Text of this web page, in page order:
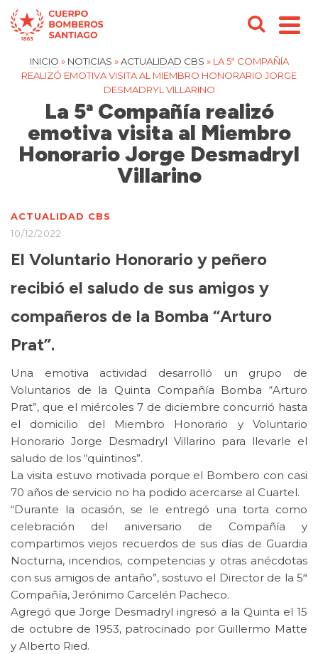
INICIO » NOTICIAS » ACTUALIDAD CBS » LA 5ª COMPAÑÍA
REALIZÓ EMOTIVA VISITA AL MIEMBRO HONORARIO JORGE
DESMADRYL VILLARINO
La 5ª Compañía realizó
emotiva visita al Miembro
Honorario Jorge Desmadryl
Villarino
ACTUALIDAD CBS
10/12/2022
El Voluntario Honorario y peñero
recibió el saludo de sus amigos y
compañeros de la Bomba “Arturo
Prat”.
Una emotiva actividad desarrolló un grupo de
Voluntarios de la Quinta Compañía Bomba “Arturo
Prat”, que el miércoles 7 de diciembre concurrió hasta
el domicilio del Miembro Honorario y Voluntario
Honorario Jorge Desmadryl Villarino para llevarle el
saludo de los “quintinos”.
La visita estuvo motivada porque el Bombero con casi
70 años de servicio no ha podido acercarse al Cuartel.
“Durante la ocasión, se le entregó una torta como
celebración del aniversario de Compañía y
compartimos viejos recuerdos de sus días de Guardia
Nocturna, incendios, competencias y otras anécdotas
con sus amigos de antaño”, sostuvo el Director de la 5ª
Compañía, Jerónimo Carcelén Pacheco.
Agregó que Jorge Desmadryl ingresó a la Quinta el 15
de octubre de 1953, patrocinado por Guillermo Matte
y Alberto Ried.